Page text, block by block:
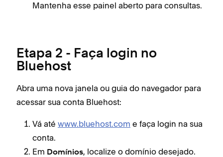
Mantenha esse painel aberto para consultas.
Etapa 2 - Faça login no
Bluehost
Abra uma nova janela ou guia do navegador para
acessar sua conta Bluehost:
Vá até www.bluehost.com e faça login na sua
conta.
Em Domínios, localize o domínio desejado.